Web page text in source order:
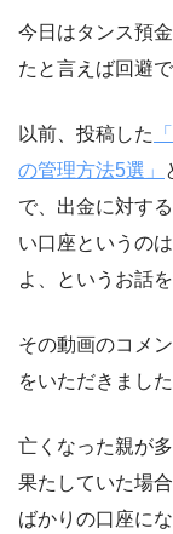
今日はタンス預
たと言えば回避
以前、投稿した
の管理方法5選」
で、出金に対す
い口座というの
よ、というお話を
その動画のコメ
をいただきました
亡くなった親が
果たしていた場
ばかりの口座に